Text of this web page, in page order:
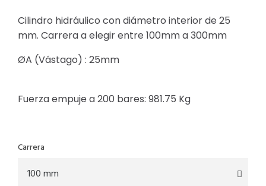
Cilindro hidráulico con diámetro interior de 25
mm. Carrera a elegir entre 100mm a 300mm
ØA (Vástago) : 25mm
Fuerza empuje a 200 bares: 981.75 Kg
Carrera